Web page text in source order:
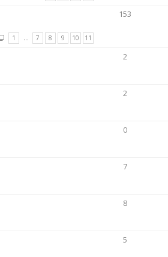
1 … 7 8 9 10 11
153
2
2
0
7
8
5